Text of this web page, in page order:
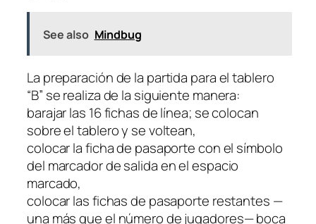
See also Mindbug
La preparación de la partida para el tablero
“B” se realiza de la siguiente manera:
barajar las 16 fichas de línea; se colocan
sobre el tablero y se voltean,
colocar la ficha de pasaporte con el símbolo
del marcador de salida en el espacio
marcado,
colocar las fichas de pasaporte restantes —
una más que el número de jugadores— boca